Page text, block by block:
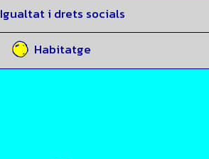
Igualtat i drets socials
Habitatge